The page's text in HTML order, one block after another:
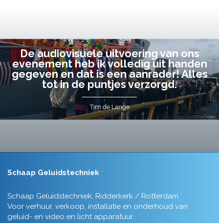
De audiovisuele uitvoering van ons
evenement heb ik volledig uit handen
gegeven en dat is een aanrader! Alles
tot in de puntjes verzorgd.
Tim de Lange
Schaap Geluidstechniek
Schaap Geluidstechniek, Ridderkerk / Rotterdam.
Voor verhuur, verkoop, installatie en onderhoud van
geluid- en video en licht apparatuur.